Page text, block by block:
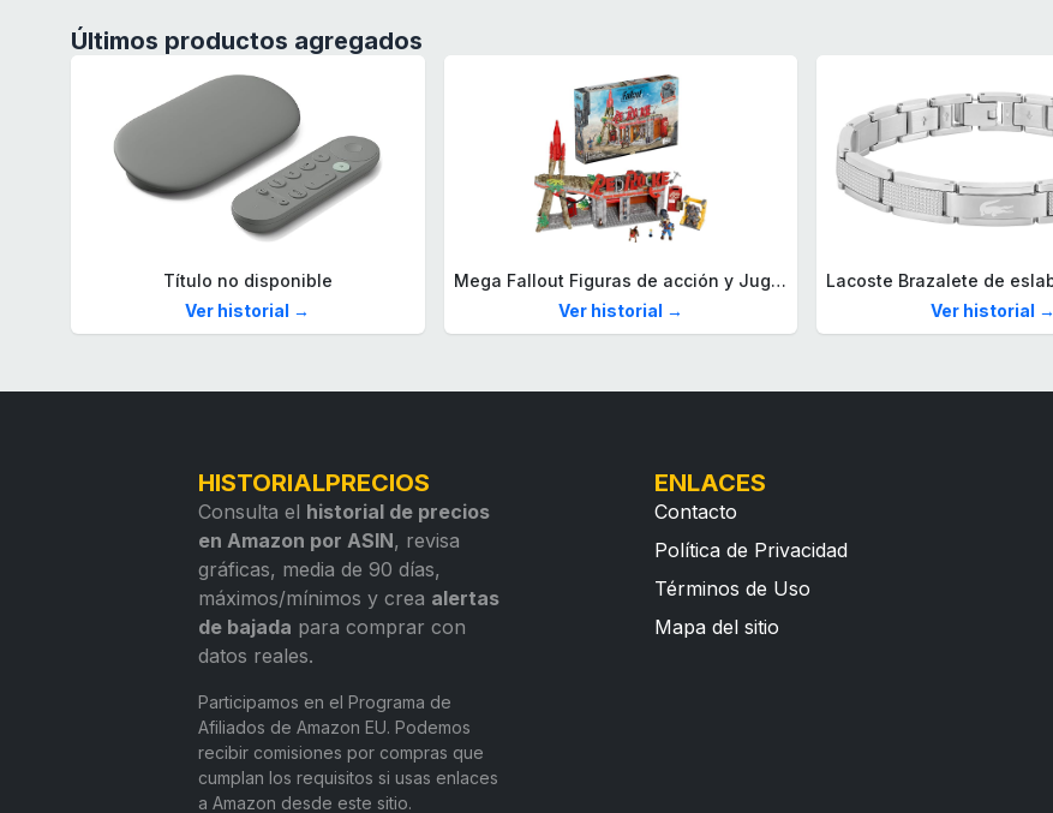
Últimos productos agregados
Título no disponible
Ver historial →
Mega Fallout Figuras de acción y Juguetes de construcción, Parada de Camiones Red Rocket con 824 Piezas, 2 Personajes articulados y Accesorios, para coleccionistas, HXT00
Ver historial →
Ver historial →
HISTORIALPRECIOS
Consulta el historial de precios
en Amazon por ASIN, revisa
gráficas, media de 90 días,
máximos/mínimos y crea alertas
de bajada para comprar con
datos reales.
Participamos en el Programa de
Afiliados de Amazon EU. Podemos
recibir comisiones por compras que
cumplan los requisitos si usas enlaces
a Amazon desde este sitio.
ENLACES
Contacto
Política de Privacidad
Términos de Uso
Mapa del sitio